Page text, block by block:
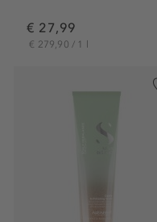
€ 27,99
€ 279,90 / 1 l